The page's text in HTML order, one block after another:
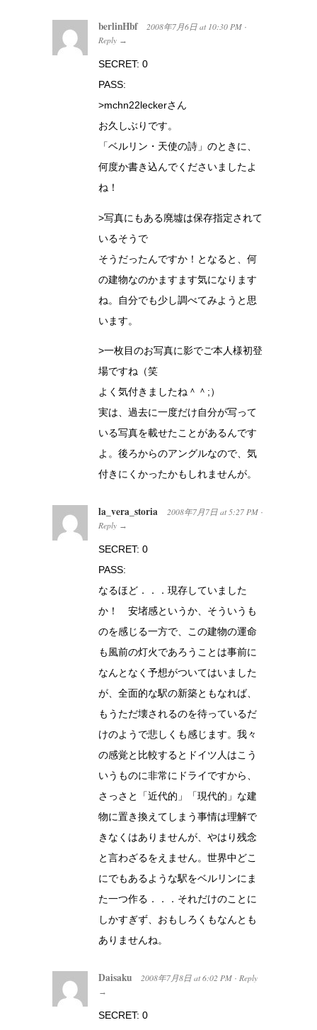
berlinHbf 2008年7月6日 at 10:30 PM ·
Reply →
SECRET: 0
PASS:
>mchn22leckerさん
お久しぶりです。
「ベルリン・天使の詩」のときに、
何度か書き込んでくださいましたよ
ね！
>写真にもある廃墟は保存指定されて
いるそうで
そうだったんですか！となると、何
の建物なのかますます気になります
ね。自分でも少し調べてみようと思
います。
>一枚目のお写真に影でご本人様初登
場ですね（笑
よく気付きましたね＾＾;）
実は、過去に一度だけ自分が写って
いる写真を載せたことがあるんです
よ。後ろからのアングルなので、気
付きにくかったかもしれませんが。
la_vera_storia 2008年7月7日 at 5:27 PM ·
Reply →
SECRET: 0
PASS:
なるほど．．．現存していました
か！ 安堵感というか、そういうも
のを感じる一方で、この建物の運命
も風前の灯火であろうことは事前に
なんとなく予想がついてはいました
が、全面的な駅の新築ともなれば、
もうただ壊されるのを待っているだ
けのようで悲しくも感じます。我々
の感覚と比較するとドイツ人はこう
いうものに非常にドライですから、
さっさと「近代的」「現代的」な建
物に置き換えてしまう事情は理解で
きなくはありませんが、やはり残念
と言わざるをえません。世界中どこ
にでもあるような駅をベルリンにま
た一つ作る．．．それだけのことに
しかすぎず、おもしろくもなんとも
ありませんね。
Daisaku 2008年7月8日 at 6:02 PM · Reply
→
SECRET: 0